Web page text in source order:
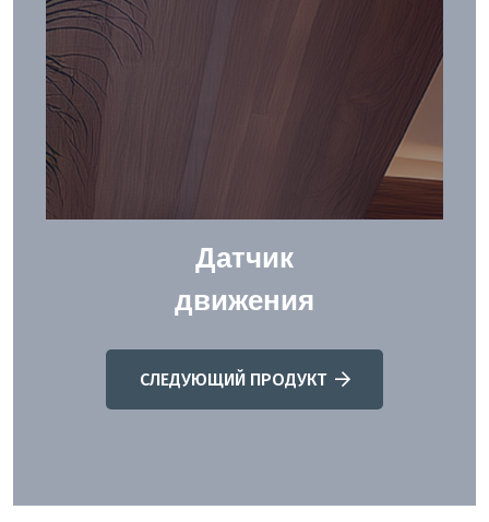
Датчик
движения
СЛЕДУЮЩИЙ ПРОДУКТ